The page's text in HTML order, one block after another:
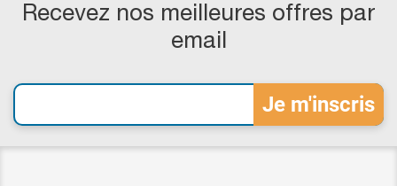
Recevez nos meilleures offres par
email